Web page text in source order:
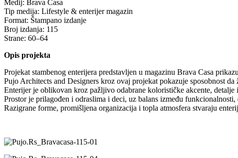
Medij: Brava Casa
Tip medija: Lifestyle & enterijer magazin
Format: Štampano izdanje
Broj izdanja: 115
Strane: 60–64
Opis projekta
Projekat stambenog enterijera predstavljen u magazinu Brava Casa
Pujo Architects and Designers kroz ovaj projekat pokazuje sposobnost
Enterijer je oblikovan kroz pažljivo odabrane kolorističke akcente,
Prostor je prilagođen i odraslima i deci, uz balans između
Razigrane forme, promišljena organizacija i topla atmosfera stvaraju